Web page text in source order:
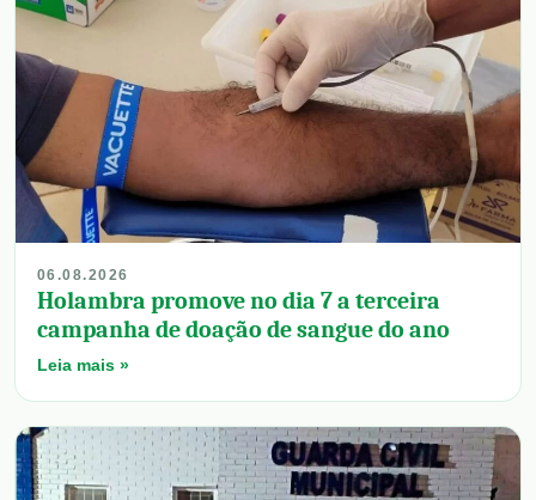
06.08.2026
Holambra promove no dia 7 a terceira
campanha de doação de sangue do ano
Leia mais »